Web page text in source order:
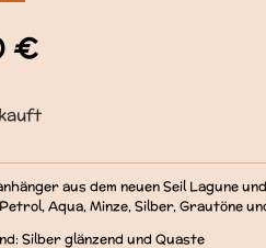
€
aus dem neuen Seil Lagune
Aqua, Minze, Silber, Grautöne
Silber glänzend und Quaste